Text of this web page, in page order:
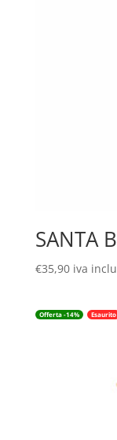
SANTA
€35,90 iva
Offerta -14% Esaurito